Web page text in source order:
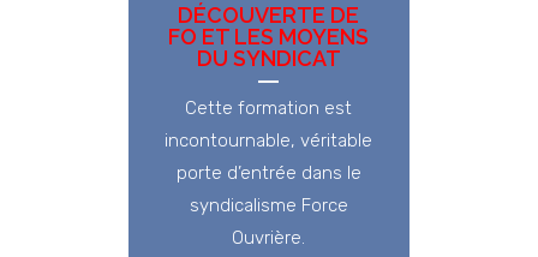
DÉCOUVERTE DE
FO ET LES MOYENS
DU SYNDICAT
Cette formation est
incontournable, véritable
porte d’entrée dans le
syndicalisme Force
Ouvrière.